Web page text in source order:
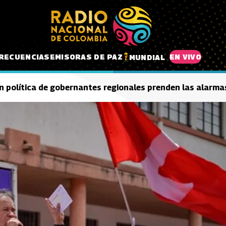
EMISORAS DE PAZ MUNDIAL EN VIVO
política de gobernantes regionales prenden las